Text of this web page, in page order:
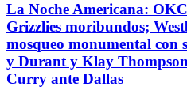
La Noche Americana:
Grizzlies moribundos;
mosqueo monumental con
y Durant y Klay
Curry ante Dallas